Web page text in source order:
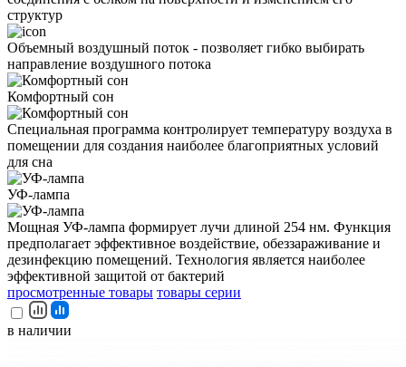
структур
Объемный воздушный поток - позволяет гибко выбирать
направление воздушного потока
Комфортный сон
Специальная программа контролирует температуру воздуха в
помещении для создания наиболее благоприятных условий
для сна
УФ-лампа
Мощная УФ-лампа формирует лучи длиной 254 нм. Функция
предполагает эффективное воздействие, обеззараживание и
дезинфекцию помещений. Технология является наиболее
эффективной защитой от бактерий
просмотренные товары товары серии
в наличии